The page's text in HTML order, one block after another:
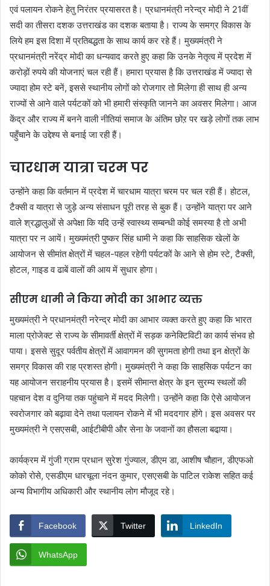
एवं पलायन रोकने हेतु निरंतर प्रयासरत है। प्रधानमंत्री नरेन्द्र मोदी ने 21वीं
सदी का तीसरा दशक उत्तराखंड का दशक बताया है। राज्य के समग्र विकास के
लिये हम इस दिशा में प्रतिबद्धता के साथ कार्य कर रहे हैं। मुख्यमंत्री ने
प्रधानमंत्री नरेंद्र मोदी का धन्यवाद करते हुए कहा कि उनके नेतृत्व में प्रदेश में
करोड़ों रुपये की योजनाएं चल रही हैं। हमारा प्रयास है कि उत्तराखंड में ज्यादा से
ज्यादा होम स्टे बनें, इससे स्थानीय लोगों को रोजगार तो मिलेगा ही साथ ही अन्य
राज्यों से आने वाले पर्यटकों को भी हमारी संस्कृति जानने का अवसर मिलेगा। आज
केंद्र और राज्य में बनने वाली नीतियां समाज के अंतिम छोऱ पर खड़े लोगों तक लाभ
पहुँचाने के उद्देश्य से बनाई जा रही हैं।
चारधाम यात्रा चरम पर
उन्होंने कहा कि वर्तमान में प्रदेश में चारधाम यात्रा चरम पर चल रही हैं। होटल,
टैक्सी व यात्रा से जुड़े अन्य संसाधन पूरी तरह से बुक हैं। उन्होंने यात्रा पर आने
वाले श्रद्धालुओं से अपेक्षा कि यदि उन्हें स्वास्थ्य सम्बन्धी कोई समस्या है तो अभी
यात्रा पर न आयें। मुख्यमंत्री पुष्कर सिंह धामी ने कहा कि साहसिक खेलों के
आयोजन से सीमांत क्षेत्रों में चहल-पहल रहेगी पर्यटकों के आने से होम स्टे, टैक्सी,
होटल, गाइड व ढाबें वालों की आय में सुधार होगा।
सीएम धामी ने किया मोदी का आभार व्यक्त
मुख्यमंत्री ने प्रधानमंत्री नरेन्द्र मोदी का आभार व्यक्त करते हुए कहा कि भारत
माला प्रोजेक्ट से राज्य के सीमावर्ती क्षेत्रों में सड़क कनेक्टिविटी का कार्य संभव हो
पाया। इससे सुदूर पर्वतीय क्षेत्रों में आवागमन की सुगमता होगी तथा इन क्षेत्रों के
समग्र विकास की राह प्रशस्त होगी। मुख्यमंत्री ने कहा कि साहसिक पर्यटन का
यह आयोजन सराहनीय प्रयास है। इसमें सीमान्त क्षेत्र के इन सुरम्य स्थलों की
पहचान देश व दुनिया तक पहुंचाने में मदद मिलेगी। उन्होंने कहा कि ऐसे आयोजन
स्वरोजगार को बढ़ावा देने तथा पलायन रोकने में भी मददगार होंगे। इस अवसर पर
मुख्यमंत्री ने एसएसबी, आईटीबीपी और सेना के जवानों का हौसला बढा़या।
कार्यक्रम में गुंजी ग्राम प्रधान सुरेश गुंज्याल, डीएम डा, आशीष चौहान, डीएफओ
कोको रोसे, एसडीएम धारचूला नंदन कुमार, एसएसबी के पाटिल राकेश सहित कई
अन्य विभागीय अधिकारी और स्थानीय लोग मौजूद रहे।
Facebook Twitter LinkedIn
WhatsApp